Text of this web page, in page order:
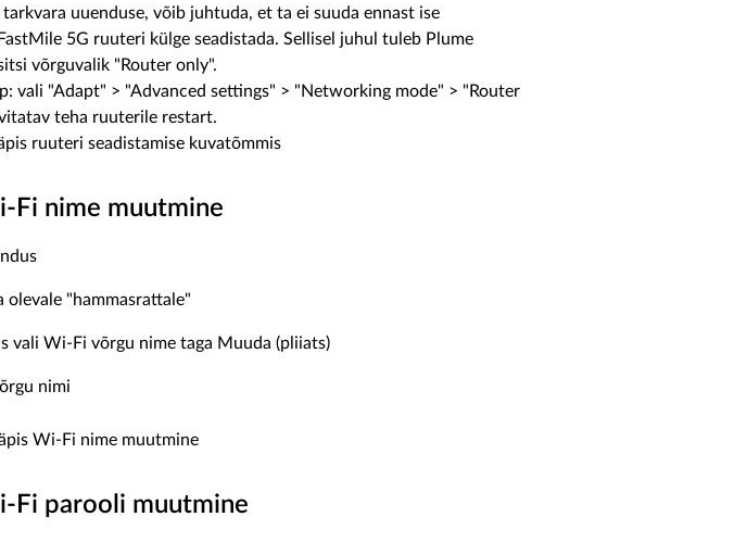
uuenduse, võib juhtuda, et ta ei suuda ennast ise
5G ruuteri külge seadistada. Sellisel juhul tuleb Plume
võrguvalik "Router only".
vali "Adapt" > ​​​"Advanced settings" > "Networking mode" > "Router
teha ruuterile restart.
Fi nime muutmine
olevale "hammasrattale"
vali Wi-Fi võrgu nime taga Muuda (pliiats)
nimi
Fi parooli muutmine